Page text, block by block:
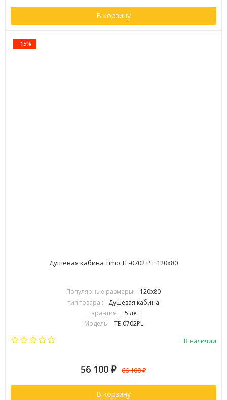
В корзину
-15%
Душевая кабина Timo TE-0702 P L 120х80
Популярные размеры:
120х80
тип товара :
Душевая кабина
Гарантия :
5 лет
Модель:
TE-0702PL
В наличии
56 100 ₽ 66 100₽
В корзину